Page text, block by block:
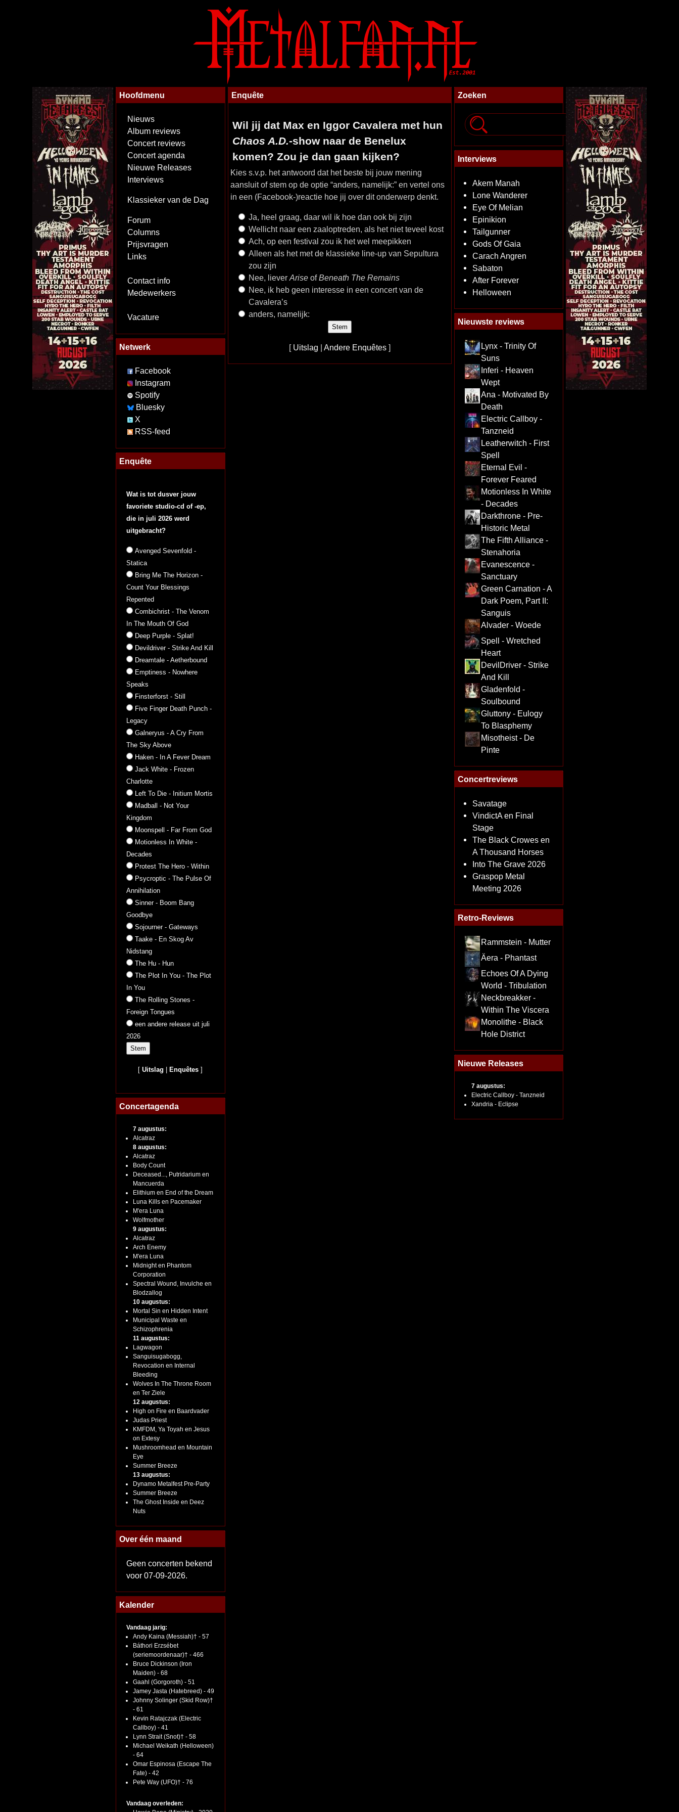
Hoofdmenu
Nieuws
Album reviews
Concert reviews
Concert agenda
Nieuwe Releases
Interviews
Klassieker van de Dag
Forum
Columns
Prijsvragen
Links
Contact info
Medewerkers
Vacature
Netwerk
Facebook
Instagram
Spotify
Bluesky
X
RSS-feed
Enquête
Wat is tot dusver jouw
favoriete studio-cd of -ep,
die in juli 2026 werd
uitgebracht?
Avenged Sevenfold -
Statica
Bring Me The Horizon -
Count Your Blessings
Repented
Combichrist - The Venom
In The Mouth Of God
Deep Purple - Splat!
Devildriver - Strike And Kill
Dreamtale - Aetherbound
Emptiness - Nowhere
Speaks
Finsterforst - Still
Five Finger Death Punch -
Legacy
Galneryus - A Cry From
The Sky Above
Haken - In A Fever Dream
Jack White - Frozen
Charlotte
Left To Die - Initium Mortis
Madball - Not Your
Kingdom
Moonspell - Far From God
Motionless In White -
Decades
Protest The Hero - Within
Psycroptic - The Pulse Of
Annihilation
Sinner - Boom Bang
Goodbye
Sojourner - Gateways
Taake - En Skog Av
Nidstang
The Hu - Hun
The Plot In You - The Plot
In You
The Rolling Stones -
Foreign Tongues
een andere release uit juli
2026
[Uitslag Enquêtes ]
Concertagenda
7 augustus:
Alcatraz
8 augustus:
Alcatraz
Body Count
Deceased..., Putridarium en
Mancuerda
Elithium en End of the Dream
Luna Kills en Pacemaker
M'era Luna
Wolfmother
9 augustus:
Alcatraz
Arch Enemy
M'era Luna
Midnight en Phantom
Corporation
Spectral Wound, Invulche en
Blodzallog
10 augustus:
Mortal Sin en Hidden Intent
Municipal Waste en
Schizophrenia
11 augustus:
Lagwagon
Sanguisugabogg,
Revocation en Internal
Bleeding
Wolves In The Throne Room
en Ter Ziele
12 augustus:
High on Fire en Baardvader
Judas Priest
KMFDM, Ya Toyah en Jesus
on Extesy
Mushroomhead en Mountain
Eye
Summer Breeze
13 augustus:
Dynamo Metalfest Pre-Party
Summer Breeze
The Ghost Inside en Deez
Nuts
Over één maand
Geen concerten bekend
voor 07-09-2026.
Kalender
Vandaag jarig:
Andy Kaina (Messiah)† - 57
Báthori Erzsébet
(seriemoordenaar)† - 466
Bruce Dickinson (Iron
Maiden) - 68
Gaahl (Gorgoroth) - 51
Jamey Jasta (Hatebreed) - 49
Johnny Solinger (Skid Row)†
- 61
Kevin Ratajczak (Electric
Callboy) - 41
Lynn Strait (Snot)† - 58
Michael Weikath (Helloween)
- 64
Omar Espinosa (Escape The
Fate) - 42
Pete Way (UFO)† - 76
Vandaag overleden:
Enquête
Wil jij dat Max en Iggor Cavalera met hun
Chaos A.D.-show naar de Benelux
komen? Zou je dan gaan kijken?
Kies s.v.p. het antwoord dat het beste bij jouw mening
aansluit of stem op de optie “anders, namelijk:” en vertel ons
in een (Facebook-)reactie hoe jij over dit onderwerp denkt.
Ja, heel graag, daar wil ik hoe dan ook bij zijn
Wellicht naar een zaaloptreden, als het niet teveel kost
Ach, op een festival zou ik het wel meepikken
Alleen als het met de klassieke line-up van Sepultura
zou zijn
Nee, liever AriseofBeneath The Remains
Nee, ik heb geen interesse in een concert van de
Cavalera’s
anders, namelijk:
[ Uitslag | Andere Enquêtes]
Zoeken
Interviews
Akem Manah
Lone Wanderer
Eye Of Melian
Epinikion
Tailgunner
Gods Of Gaia
Carach Angren
Sabaton
After Forever
Helloween
Nieuwste reviews
Lynx - Trinity Of
Suns
Inferi - Heaven
Wept
Ana - Motivated By
Death
Electric Callboy -
Tanzneid
Leatherwitch - First
Spell
Eternal Evil -
Forever Feared
Motionless In White
- Decades
Darkthrone - Pre-
Historic Metal
The Fifth Alliance -
Stenahoria
Evanescence -
Sanctuary
Green Carnation - A
Dark Poem, Part II:
Sanguis
Alvader - Woede
Spell - Wretched
Heart
DevilDriver - Strike
And Kill
Gladenfold -
Soulbound
Gluttony - Eulogy
To Blasphemy
Misotheist - De
Pinte
Concertreviews
Savatage
VindictA en Final
Stage
The Black Crowes en
A Thousand Horses
Into The Grave 2026
Graspop Metal
Meeting 2026
Retro-Reviews
Rammstein - Mutter
Äera - Phantast
Echoes Of A Dying
World - Tribulation
Neckbreakker -
Within The Viscera
Monolithe - Black
Hole District
Nieuwe Releases
7 augustus:
Electric Callboy - Tanzneid
Xandria - Eclipse